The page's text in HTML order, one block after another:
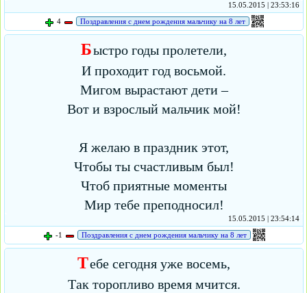
15.05.2015 | 23:53:16
4
Поздравления с днем рождения мальчику на 8 лет
Быстро годы пролетели,
И проходит год восьмой.
Мигом вырастают дети –
Вот и взрослый мальчик мой!
Я желаю в праздник этот,
Чтобы ты счастливым был!
Чтоб приятные моменты
Мир тебе преподносил!
15.05.2015 | 23:54:14
-1
Поздравления с днем рождения мальчику на 8 лет
Тебе сегодня уже восемь,
Так торопливо время мчится.